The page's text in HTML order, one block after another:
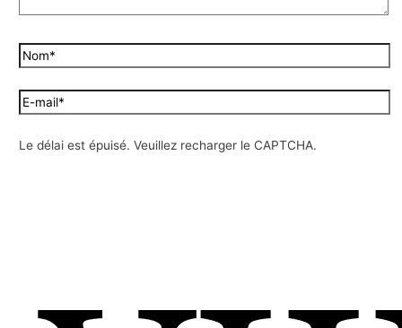
Le délai est épuisé. Veuillez recharger le CAPTCHA.